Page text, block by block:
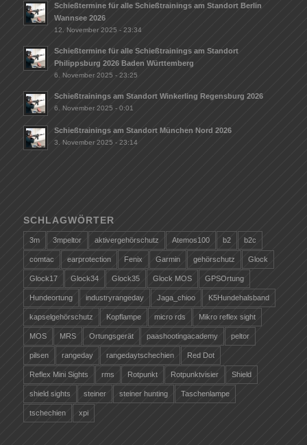
Schießtermine für alle Schießtrainings am Standort Berlin
Wannsee 2026
12. November 2025 - 23:34
Schießtermine für alle Schießtrainings am Standort
Philippsburg 2026 Baden Württemberg
6. November 2025 - 23:25
Schießtrainings am Standort Winkerling Regensburg 2026
6. November 2025 - 0:01
Schießtrainings am Standort München Nord 2026
3. November 2025 - 23:14
SCHLAGWÖRTER
3m 3mpeltor aktivergehörschutz Atemos100 b2 b2c
comtac earprotection Fenix Garmin gehörschutz Glock
Glock17 Glock34 Glock35 Glock MOS GPSOrtung
Hundeortung industryrangeday Jaga_chioo K5Hundehalsband
kapselgehörschutz Kopflampe micro rds Mikro reflex sight
MOS MRS Ortungsgerät paashootingacademy peltor
pilsen rangeday rangedaytschechien Red Dot
Reflex Mini Sights rms Rotpunkt Rotpunktvisier Shield
shield sights steiner steiner hunting Taschenlampe
tschechien xpi